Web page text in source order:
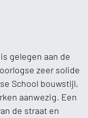
gelegen aan de
zeer solide
School bouwstijl,
aanwezig. Een
de straat en